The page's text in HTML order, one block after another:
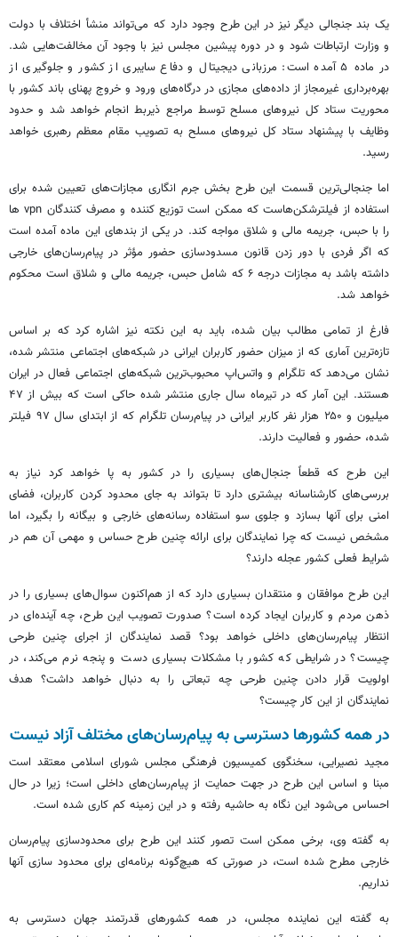
یک بند جنجالی دیگر نیز در این طرح وجود دارد که می‌تواند منشأ اختلاف با دولت
و وزارت ارتباطات شود و در دوره پیشین مجلس نیز با وجود آن مخالفت‌هایی شد.
در ماده ۵ آمده است: مرزبانی دیجیتال و دفاع سایبری از کشور و جلوگیری از
بهره‌برداری غیرمجاز از داده‌های مجازی در درگاه‌های ورود و خروج پهنای باند کشور با
محوریت ستاد کل نیروهای مسلح توسط مراجع ذیربط انجام خواهد شد و حدود
وظایف با پیشنهاد ستاد کل نیروهای مسلح به تصویب مقام معظم رهبری خواهد
رسید.
اما جنجالی‌ترین قسمت این طرح بخش جرم انگاری مجازات‌های تعیین شده برای
استفاده از فیلترشکن‌هاست که ممکن است توزیع کننده و مصرف کنندگان vpn ها
را با حبس، جریمه مالی و شلاق مواجه کند. در یکی از بندهای این ماده آمده است
که اگر فردی با دور زدن قانون مسدودسازی حضور مؤثر در پیام‌رسان‌های خارجی
داشته باشد به مجازات درجه ۶ که شامل حبس، جریمه مالی و شلاق است محکوم
خواهد شد.
فارغ از تمامی مطالب بیان شده، باید به این نکته نیز اشاره کرد که بر اساس
تازه‌ترین آماری که از میزان حضور کاربران ایرانی در شبکه‌های اجتماعی منتشر شده،
نشان می‌دهد که تلگرام و واتس‌اپ محبوب‌ترین شبکه‌های اجتماعی فعال در ایران
هستند. این آمار که در تیرماه سال جاری منتشر شده حاکی است که بیش از ۴۷
میلیون و ۲۵۰ هزار نفر کاربر ایرانی در پیام‌رسان تلگرام که از ابتدای سال ۹۷ فیلتر
شده، حضور و فعالیت دارند.
این طرح که قطعاً جنجال‌های بسیاری را در کشور به پا خواهد کرد نیاز به
بررسی‌های کارشناسانه بیشتری دارد تا بتواند به جای محدود کردن کاربران، فضای
امنی برای آنها بسازد و جلوی سو استفاده رسانه‌های خارجی و بیگانه را بگیرد، اما
مشخص نیست که چرا نمایندگان برای ارائه چنین طرح حساس و مهمی آن هم در
شرایط فعلی کشور عجله دارند؟
این طرح موافقان و منتقدان بسیاری دارد که از هم‌اکنون سوال‌های بسیاری را در
ذهن مردم و کاربران ایجاد کرده است؟ صدورت تصویب این طرح، چه آینده‌ای در
انتظار پیام‌رسان‌های داخلی خواهد بود؟ قصد نمایندگان از اجرای چنین طرحی
چیست؟ در شرایطی که کشور با مشکلات بسیاری دست و پنجه نرم می‌کند، در
اولویت قرار دادن چنین طرحی چه تبعاتی را به دنبال خواهد داشت؟ هدف
نمایندگان از این کار چیست؟
در همه کشورها دسترسی به پیام‌رسان‌های مختلف آزاد نیست
مجید نصیرایی، سخنگوی کمیسیون فرهنگی مجلس شورای اسلامی معتقد است
مبنا و اساس این طرح در جهت حمایت از پیام‌رسان‌های داخلی است؛ زیرا در حال
احساس می‌شود این نگاه به حاشیه رفته و در این زمینه کم کاری شده است.
به گفته وی، برخی ممکن است تصور کنند این طرح برای محدودسازی پیام‌رسان
خارجی مطرح شده است، در صورتی که هیچ‌گونه برنامه‌ای برای محدود سازی آنها
نداریم.
به گفته این نماینده مجلس، در همه کشورهای قدرتمند جهان دسترسی به